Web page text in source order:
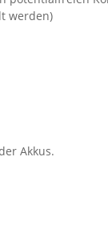
werden)
Akkus.